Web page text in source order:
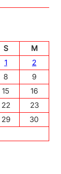
S
M
1
2
8
9
15
16
22
23
29
30